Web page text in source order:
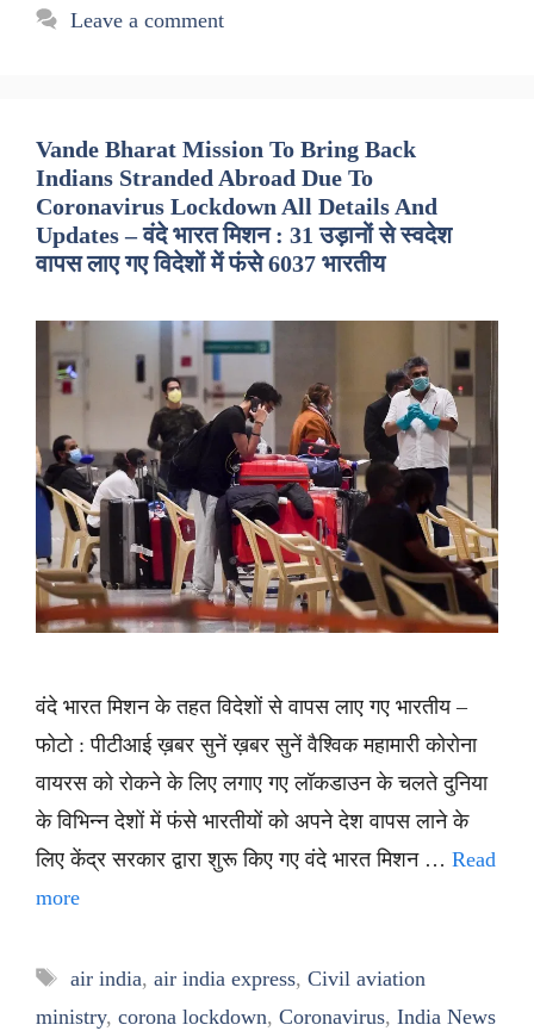
Leave a comment
Vande Bharat Mission To Bring Back
Indians Stranded Abroad Due To
Coronavirus Lockdown All Details And
Updates – वंदे भारत मिशन : 31 उड़ानों से स्वदेश
वापस लाए गए विदेशों में फंसे 6037 भारतीय
वंदे भारत मिशन के तहत विदेशों से वापस लाए गए भारतीय –
फोटो : पीटीआई ख़बर सुनें ख़बर सुनें वैश्विक महामारी कोरोना
वायरस को रोकने के लिए लगाए गए लॉकडाउन के चलते दुनिया
के विभिन्न देशों में फंसे भारतीयों को अपने देश वापस लाने के
लिए केंद्र सरकार द्वारा शुरू किए गए वंदे भारत मिशन … Read
more
Tags
air india, air india express, Civil aviation
ministry, corona lockdown, Coronavirus, India News